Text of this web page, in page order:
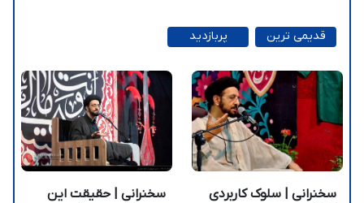
پربازدید
قدیمی ترین
سخنرانی | سلوک کاربردی
سخنرانی | حقیقت این